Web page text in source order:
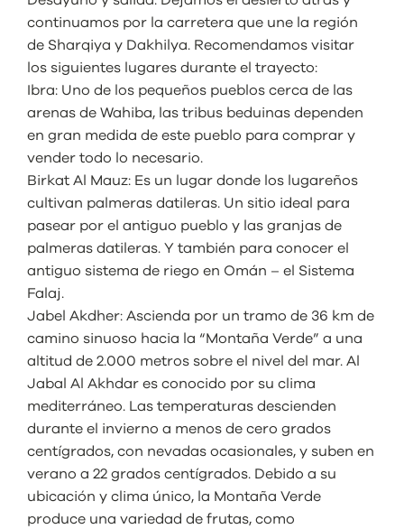
continuamos por la carretera que une la región
de Sharqiya y Dakhilya. Recomendamos visitar
los siguientes lugares durante el trayecto:
Ibra: Uno de los pequeños pueblos cerca de las
arenas de Wahiba, las tribus beduinas dependen
en gran medida de este pueblo para comprar y
vender todo lo necesario.
Birkat Al Mauz: Es un lugar donde los lugareños
cultivan palmeras datileras. Un sitio ideal para
pasear por el antiguo pueblo y las granjas de
palmeras datileras. Y también para conocer el
antiguo sistema de riego en Omán – el Sistema
Falaj.
Jabel Akdher: Ascienda por un tramo de 36 km de
camino sinuoso hacia la “Montaña Verde” a una
altitud de 2.000 metros sobre el nivel del mar. Al
Jabal Al Akhdar es conocido por su clima
mediterráneo. Las temperaturas descienden
durante el invierno a menos de cero grados
centígrados, con nevadas ocasionales, y suben en
verano a 22 grados centígrados. Debido a su
ubicación y clima único, la Montaña Verde
produce una variedad de frutas, como